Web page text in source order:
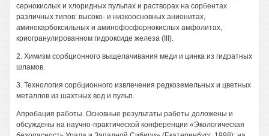
сернокислых и хлоридных пульпах и растворах на сорбентах
различных типов: высоко- и низкоосновных анионитах,
аминокарбоксильных и аминофосфорнокислых амфолитах,
криогранулированном гидроксиде железа (III).
2. Химизм сорбционного выщелачивания меди и цинка из гидратных
шламов.
3. Технология сорбционного извлечения редкоземельных и цветных
металлов из шахтных вод и пульп.
Апробация работы. Основные результаты работы доложены и
обсуждены на научно-практической конференции «Экологическая